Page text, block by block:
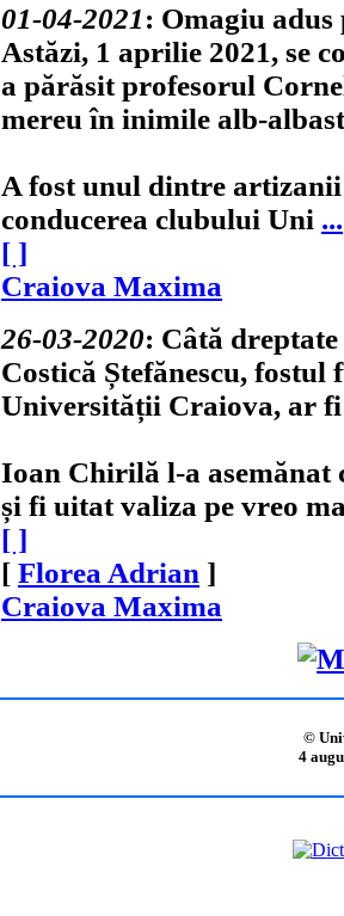
01-04-2021: Omagiu
Astăzi, 1 aprilie 2021, se
a părăsit profesorul
mereu în inimile alb-
A fost unul dintre
conducerea clubului Uni ...
[ ]
Craiova Maxima
26-03-2020: Câtă
Costică Ștefănescu, fostul
Universității Craiova, ar
Ioan Chirilă l-a asemănat
și fi uitat valiza pe vreo
[ ]
[ Florea Adrian ]
Craiova Maxima
©
4